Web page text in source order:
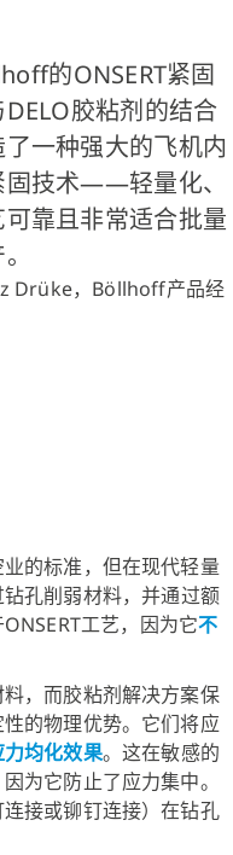
的ONSERT紧固
胶粘剂的结合
一种强大的飞机内
固技术——轻量化、
可靠且非常适合批量
Drüke，Böllhoff产品经
的标准，但在现代轻量
孔削弱材料，并通过额
工艺，因为它不
，而胶粘剂解决方案保
的物理优势。它们将应
力均化效果。这在敏感的
为它防止了应力集中。
接或铆钉连接）在钻孔